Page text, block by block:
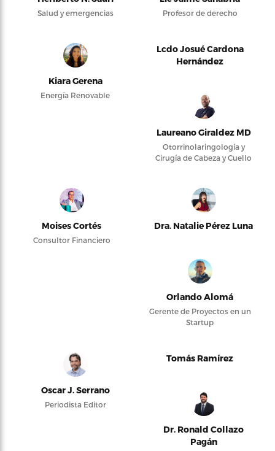
Salud y emergencias Profesor de derecho
Kiara Gerena
Energía Renovable
Lcdo Josué Cardona
Hernández
Laureano Giraldez MD
Otorrinolaringología y
Cirugía de Cabeza y Cuello
Moises Cortés
Consultor Financiero
Dra. Natalie Pérez Luna
Orlando Alomá
Gerente de Proyectos en un
Startup
Oscar J. Serrano
Periodista Editor
Tomás Ramírez
Dr. Ronald Collazo
Pagán